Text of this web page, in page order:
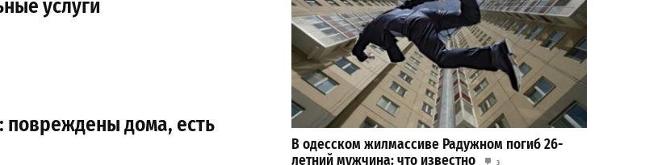
услуги
повреждены дома, есть
В одесском жилмассиве Радужном погиб 26-
летний мужчина: что известно
3